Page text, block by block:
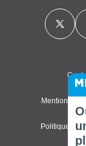
Mentions
Politique de